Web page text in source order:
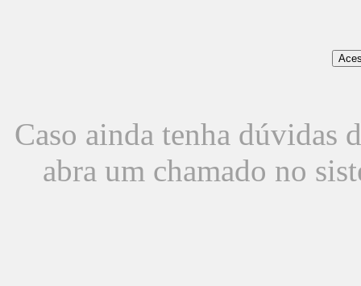
Caso ainda tenha dúvidas
abra um chamado no